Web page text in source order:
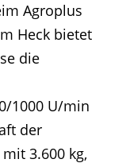
Agroplus
Heck bietet
die
1000 U/min
der
3.600 kg,